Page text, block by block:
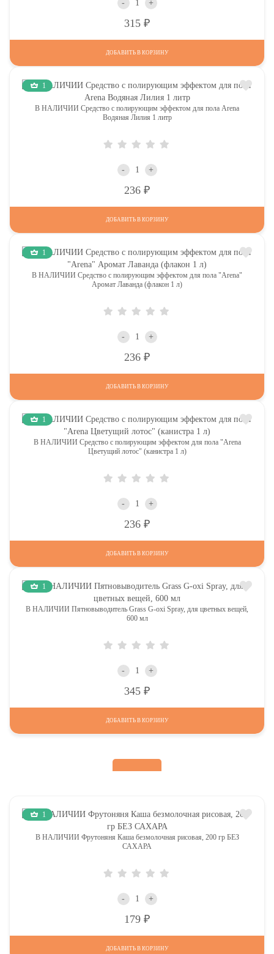
- +
315
ДОБАВИТЬ В КОРЗИНУ
1
В НАЛИЧИИ Средство с полирующим эффектом для пола Arena
Водяная Лилия 1 литр
- +
236
ДОБАВИТЬ В КОРЗИНУ
1
В НАЛИЧИИ Средство с полирующим эффектом для пола "Arena"
Аромат Лаванда (флакон 1 л)
- +
236
ДОБАВИТЬ В КОРЗИНУ
1
В НАЛИЧИИ Средство с полирующим эффектом для пола "Arena
Цветущий лотос" (канистра 1 л)
- +
236
ДОБАВИТЬ В КОРЗИНУ
1
В НАЛИЧИИ Пятновыводитель Grass G-oxi Spray, для цветных вещей,
600 мл
- +
345
ДОБАВИТЬ В КОРЗИНУ
1
В НАЛИЧИИ Фрутоняня Каша безмолочная рисовая, 200 гр БЕЗ
САХАРА
- +
179
ДОБАВИТЬ В КОРЗИНУ